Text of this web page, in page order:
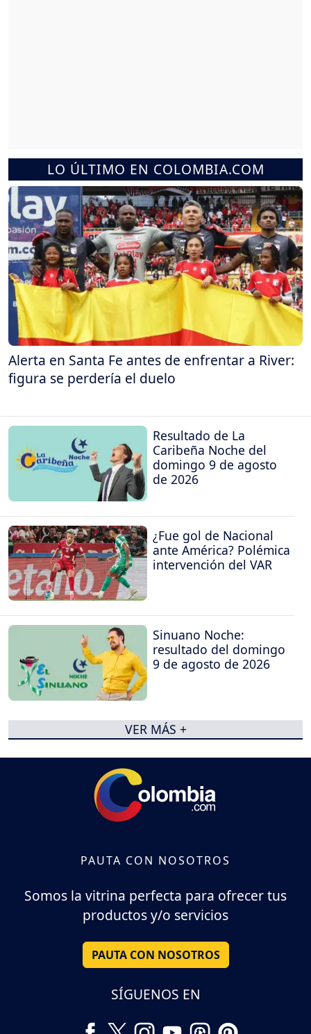
LO ÚLTIMO EN COLOMBIA.COM
Alerta en Santa Fe antes de enfrentar a River:
figura se perdería el duelo
Resultado de La
Caribeña Noche del
domingo 9 de agosto
de 2026
¿Fue gol de Nacional
ante América? Polémica
intervención del VAR
Sinuano Noche:
resultado del domingo
9 de agosto de 2026
VER MÁS +
PAUTA CON NOSOTROS
Somos la vitrina perfecta para ofrecer tus
productos y/o servicios
PAUTA CON NOSOTROS
SÍGUENOS EN